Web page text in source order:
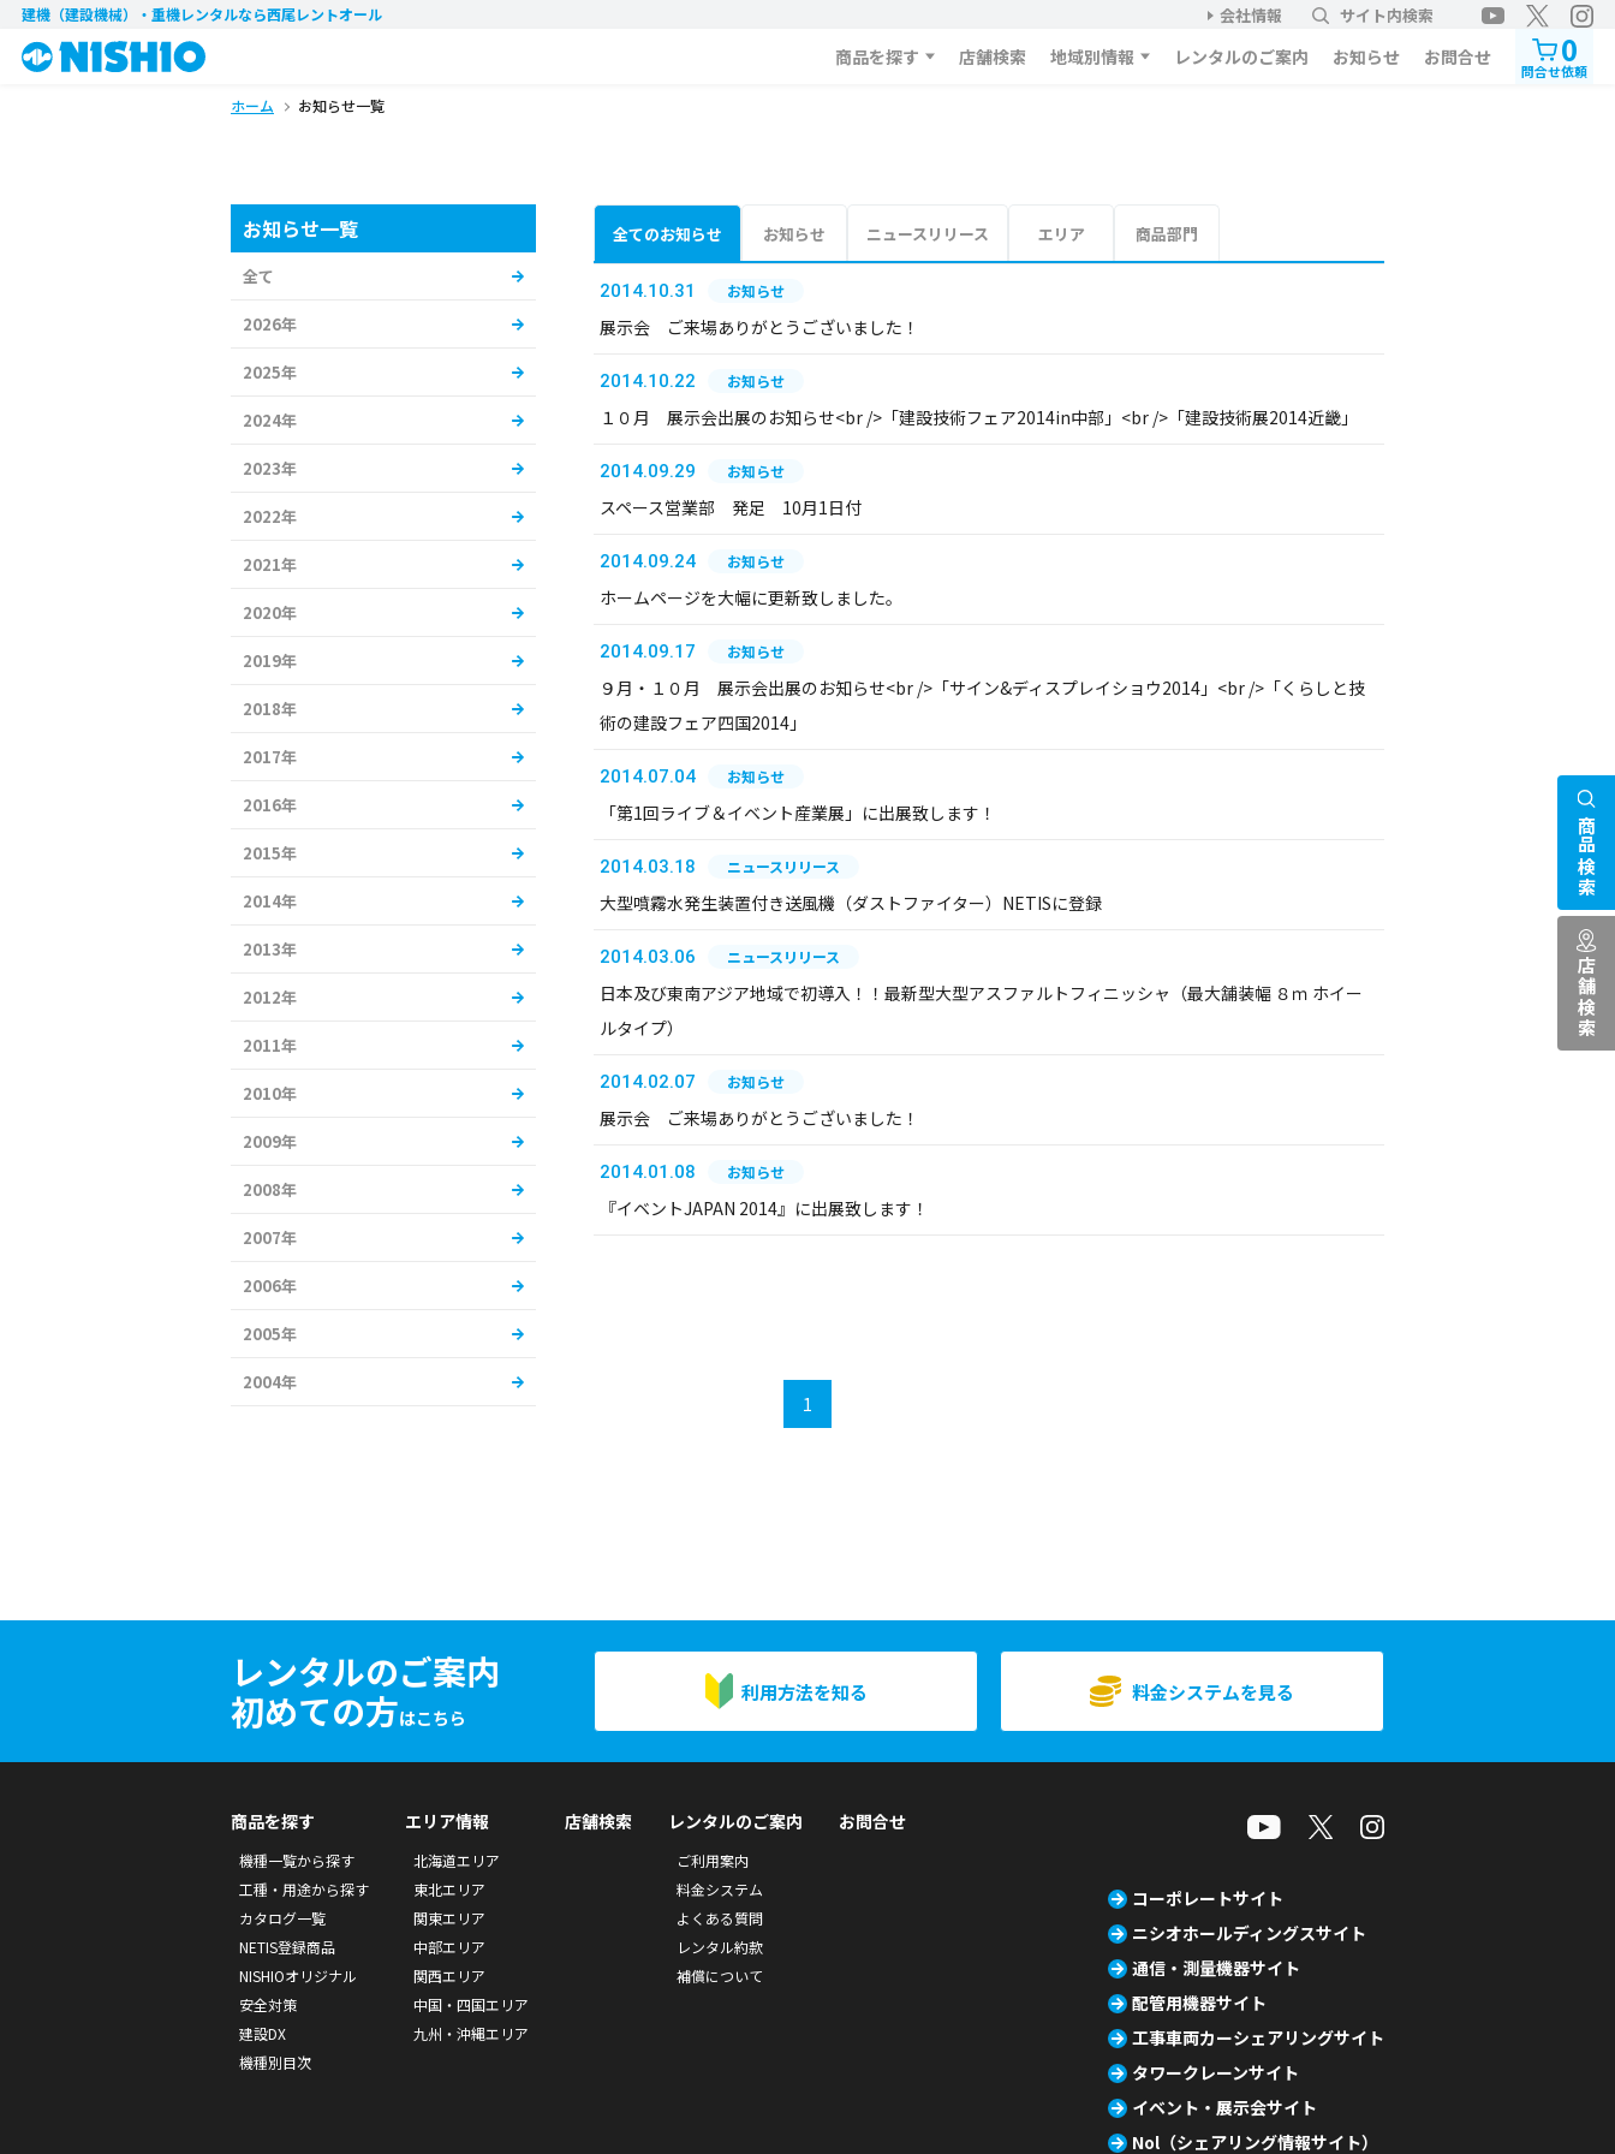
建機（建設機械）・重機レンタルなら西尾レントオール 会社情報 サイト内検索
商品を探す 店舗検索 地域別情報 レンタルのご案内 お知らせ お問合せ 0
問合せ依頼
ホーム お知らせ一覧
全てのお知らせ お知らせ ニュースリリース エリア 商品部門
2014.10.31 お知らせ
展示会 ご来場ありがとうございました！
2014.10.22 お知らせ
１０月 展示会出展のお知らせ<br />「建設技術フェア2014in中部」<br />「建設技術展2014近畿」
2014.09.29 お知らせ
スペース営業部 発足 10月1日付
2014.09.24 お知らせ
ホームページを大幅に更新致しました。
2014.09.17 お知らせ
９月・１０月 展示会出展のお知らせ<br />「サイン&ディスプレイショウ2014」<br />「くらしと技
術の建設フェア四国2014」
2014.07.04 お知らせ
「第1回ライブ＆イベント産業展」に出展致します！
2014.03.18 ニュースリリース
大型噴霧水発生装置付き送風機（ダストファイター）NETISに登録
2014.03.06 ニュースリリース
日本及び東南アジア地域で初導入！！最新型大型アスファルトフィニッシャ（最大舗装幅 ８ｍ ホイー
ルタイプ）
2014.02.07 お知らせ
展示会 ご来場ありがとうございました！
2014.01.08 お知らせ
『イベントJAPAN 2014』に出展致します！
1
お知らせ一覧
全て
2026年
2025年
2024年
2023年
2022年
2021年
2020年
2019年
2018年
2017年
2016年
2015年
2014年
2013年
2012年
2011年
2010年
2009年
2008年
2007年
2006年
2005年
2004年
レンタルのご案内
初めての方はこちら
利用方法を知る 料金システムを見る
商品検索
店舗検索
商品を探す
機種一覧から探す
工種・用途から探す
カタログ一覧
NETIS登録商品
NISHIOオリジナル
安全対策
建設DX
機種別目次
エリア情報
北海道エリア
東北エリア
関東エリア
中部エリア
関西エリア
中国・四国エリア
九州・沖縄エリア
店舗検索 レンタルのご案内
ご利用案内
料金システム
よくある質問
レンタル約款
補償について
お問合せ
コーポレートサイト
ニシオホールディングスサイト
通信・測量機器サイト
配管用機器サイト
工事車両カーシェアリングサイト
タワークレーンサイト
イベント・展示会サイト
Nol（シェアリング情報サイト）